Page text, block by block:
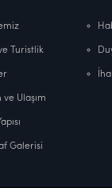
Turistlik
ve Ulaşım
Galerisi